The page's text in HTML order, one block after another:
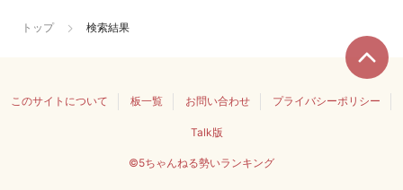
トップ 検索結果
このサイトについて 板一覧 お問い合わせ プライバシーポリシー
Talk版
©5ちゃんねる勢いランキング